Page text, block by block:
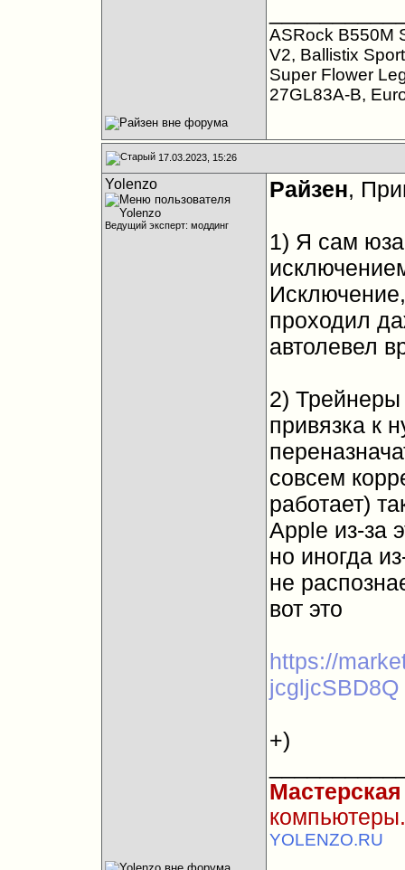
ASRock B550M
V2, Ballistix
Super Flower
27GL83A-B,
17.03.2023, 15:26
Yolenzo
Ведущий эксперт: моддинг
Райзен,
1) Я сам
проходил
автолевел
2) Трейнеры
привязка к
совсем
работает)
Apple из-за
но иногда
не
вот это
https://
jcgljcSBD8Q
+)
YOLENZO.RU